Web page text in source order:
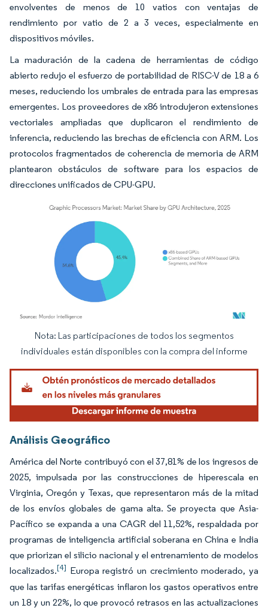
envolventes de menos de 10 vatios con ventajas de
rendimiento por vatio de 2 a 3 veces, especialmente en
dispositivos móviles.
La maduración de la cadena de herramientas de código
abierto redujo el esfuerzo de portabilidad de RISC-V de 18 a 6
meses, reduciendo los umbrales de entrada para las empresas
emergentes. Los proveedores de x86 introdujeron extensiones
vectoriales ampliadas que duplicaron el rendimiento de
inferencia, reduciendo las brechas de eficiencia con ARM. Los
protocolos fragmentados de coherencia de memoria de ARM
plantearon obstáculos de software para los espacios de
direcciones unificados de CPU-GPU.
Imagen © Mordor Intelligence. El uso requiere atribución según CC BY 4.0.
Nota: Las participaciones de todos los segmentos
individuales están disponibles con la compra del informe
Análisis Geográfico
América del Norte contribuyó con el 37,81% de los ingresos de
2025, impulsada por las construcciones de hiperescala en
Virginia, Oregón y Texas, que representaron más de la mitad
de los envíos globales de gama alta. Se proyecta que Asia-
Pacífico se expanda a una CAGR del 11,52%, respaldada por
programas de inteligencia artificial soberana en China e India
que priorizan el silicio nacional y el entrenamiento de modelos
localizados.[4] Europa registró un crecimiento moderado, ya
que las tarifas energéticas inflaron los gastos operativos entre
un 18 y un 22%, lo que provocó retrasos en las actualizaciones